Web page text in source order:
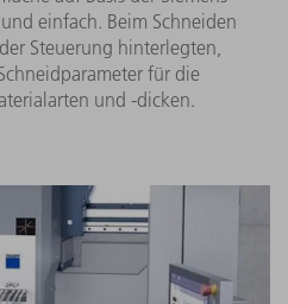
einfach. Beim Schneiden
Steuerung hinterlegten,
für die
und -dicken.